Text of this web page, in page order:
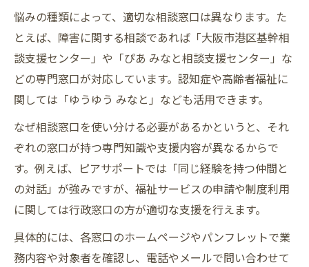
悩みの種類によって、適切な相談窓口は異なります。た
とえば、障害に関する相談であれば「大阪市港区基幹相
談支援センター」や「ぴあ みなと相談支援センター」な
どの専門窓口が対応しています。認知症や高齢者福祉に
関しては「ゆうゆう みなと」なども活用できます。
なぜ相談窓口を使い分ける必要があるかというと、それ
ぞれの窓口が持つ専門知識や支援内容が異なるからで
す。例えば、ピアサポートでは「同じ経験を持つ仲間と
の対話」が強みですが、福祉サービスの申請や制度利用
に関しては行政窓口の方が適切な支援を行えます。
具体的には、各窓口のホームページやパンフレットで業
務内容や対象者を確認し、電話やメールで問い合わせて